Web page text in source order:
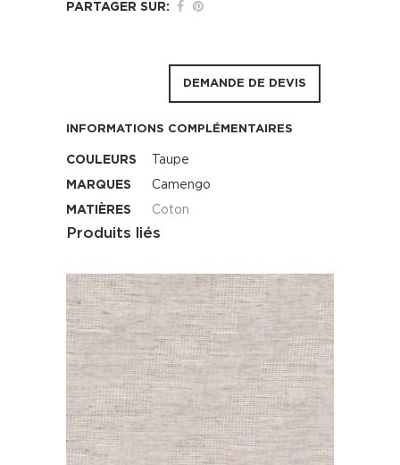
PARTAGER SUR:
DEMANDE DE DEVIS
INFORMATIONS COMPLÉMENTAIRES
COULEURS
Taupe
MARQUES
Camengo
MATIÈRES
Coton
Produits liés